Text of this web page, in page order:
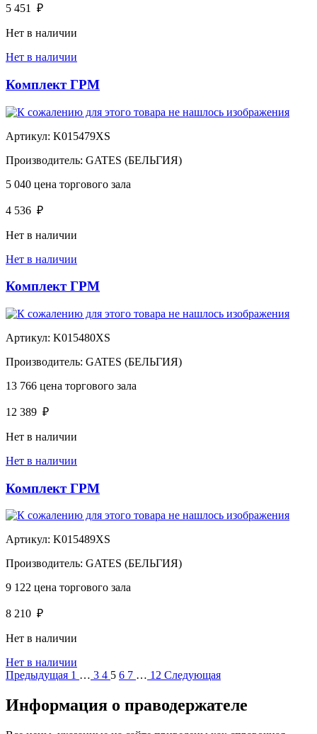
5 451 ₽
Нет в наличии
Нет в наличии
Комплект ГРМ
Артикул: K015479XS
Производитель: GATES (БЕЛЬГИЯ)
5 040 цена торгового зала
4 536 ₽
Нет в наличии
Нет в наличии
Комплект ГРМ
Артикул: K015480XS
Производитель: GATES (БЕЛЬГИЯ)
13 766 цена торгового зала
12 389 ₽
Нет в наличии
Нет в наличии
Комплект ГРМ
Артикул: K015489XS
Производитель: GATES (БЕЛЬГИЯ)
9 122 цена торгового зала
8 210 ₽
Нет в наличии
Нет в наличии
Предыдущая 1 … 3 4 5 6 7 … 12 Следующая
Информация о праводержателе